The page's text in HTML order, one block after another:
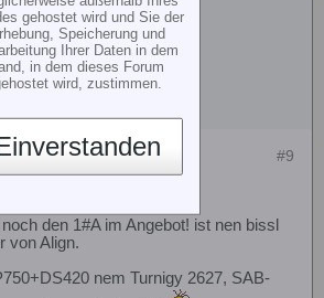
#9
den 1#A im Angebot! ist nen bissl
von Align.
nem Turnigy 2627, SAB-
gehostet wird und Sie der
Speicherung und
Ihrer Daten in dem
in dem dieses Forum
wird, zustimmen.